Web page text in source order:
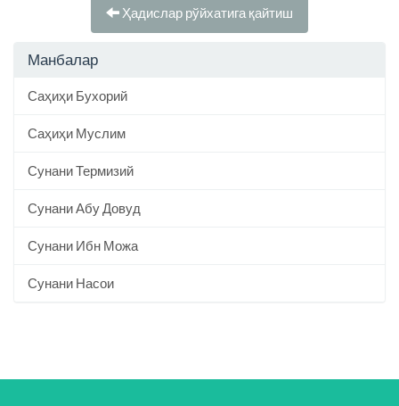
Ҳадислар рўйхатига қайтиш
Манбалар
Саҳиҳи Бухорий
Саҳиҳи Муслим
Сунани Термизий
Сунани Абу Довуд
Сунани Ибн Можа
Сунани Насои